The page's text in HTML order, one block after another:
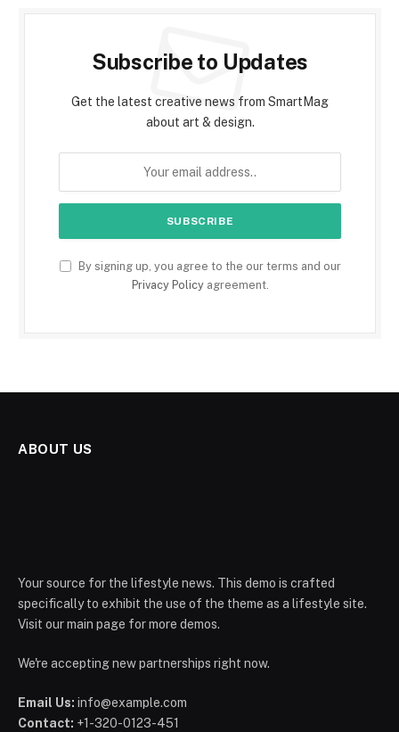
Subscribe to Updates
Get the latest creative news from SmartMag
about art & design.
By signing up, you agree to the our terms and our
Privacy Policyagreement.
ABOUT US
Your source for the lifestyle news. This demo is crafted
specifically to exhibit the use of the theme as a lifestyle site.
Visit our main page for more demos.
We're accepting new partnerships right now.
Email Us: info@example.com
Contact: +1-320-0123-451